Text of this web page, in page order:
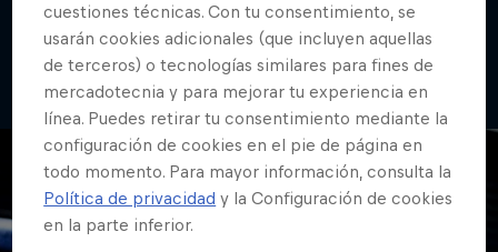
404
Vaya. Lo sentimos. ¿Dónde está la
página?
cuestiones técnicas. Con tu consentimiento, se
usarán cookies adicionales (que incluyen aquellas
de terceros) o tecnologías similares para fines de
mercadotecnia y para mejorar tu experiencia en
línea. Puedes retirar tu consentimiento mediante la
configuración de cookies en el pie de página en
todo momento. Para mayor información, consulta la
Política de privacidad y la Configuración de cookies
en la parte inferior.